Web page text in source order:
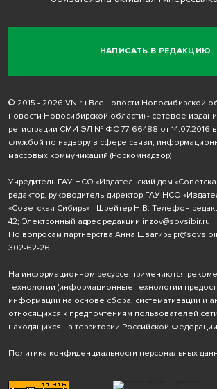
НАПИСАТЬ В РЕДАКЦИЮ
© 2015 - 2026 VN.ru Все новости Новосибирской
новости Новосибирской области) - сетевое
регистрации СМИ ЭЛ № ФС 77-66488 от 14.07.2016
службой по надзору в сфере связи,
массовых коммуникаций (Роскомнадзор)
Учредитель ГАУ НСО «Издательский дом
редактор, руководитель-директор ГАУ НСО
«Советская Сибирь» - Шрейтер Н.В. Телефон
42; Электронный адрес редакции inzov@sovsibir.ru
По вопросам партнерства Анна Швагирь
302-62-26
На информационном ресурсе применяются
технологии (информационные технологии
информации на основе сбора, систематизации и
относящихся к предпочтениям пользователей
находящихся на территории Российской
Политика конфиденциальности персональных